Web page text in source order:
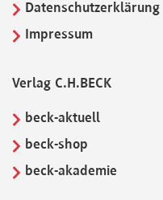
Datenschutzerklärung
Impressum
Verlag C.H.BECK
beck-aktuell
beck-shop
beck-akademie